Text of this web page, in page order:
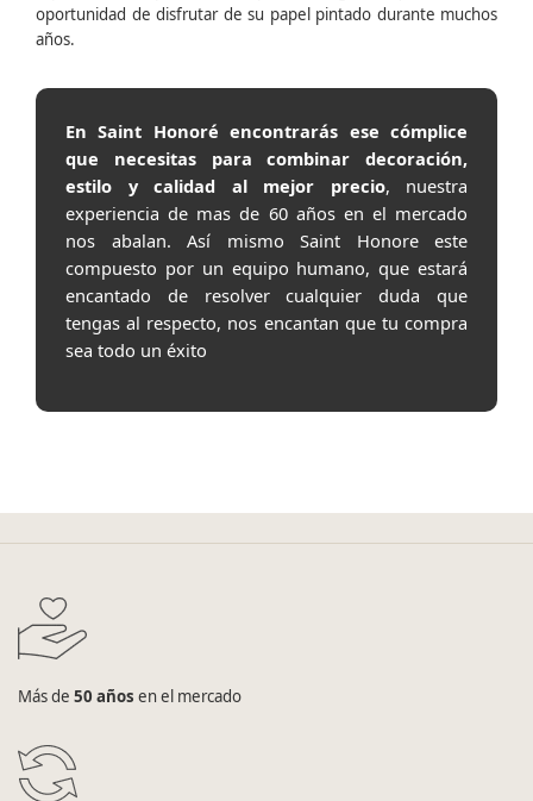
oportunidad de disfrutar de su papel pintado durante muchos
años.
En Saint Honoré encontrarás ese cómplice
que necesitas para combinar decoración,
estilo y calidad al mejor precio, nuestra
experiencia de mas de 60 años en el mercado
nos abalan. Así mismo Saint Honore este
compuesto por un equipo humano, que estará
encantado de resolver cualquier duda que
tengas al respecto, nos encantan que tu compra
sea todo un éxito
Más de 50 años en el mercado